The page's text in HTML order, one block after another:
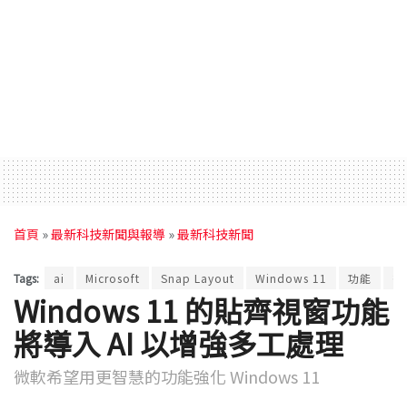
首頁 »最新科技新聞與報導 »最新科技新聞
Tags: ai Microsoft Snap Layout Windows 11 功能
Windows 11 的貼齊視窗功能
將導入 AI 以增強多工處理
微軟希望用更智慧的功能強化 Windows 11